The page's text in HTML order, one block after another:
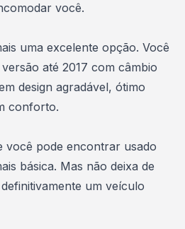
você.
uma excelente opção. Você
até 2017 com câmbio
design agradável, ótimo
conforto.
você pode encontrar usado
básica. Mas não deixa de
um veículo